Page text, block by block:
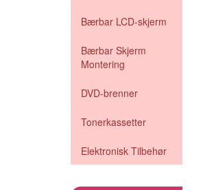
Bærbar LCD-skjerm
Bærbar Skjerm
Montering
DVD-brenner
Tonerkassetter
Elektronisk Tilbehør